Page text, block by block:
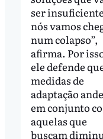
ser
nós vamos
num colapso”,
afirma. Por
ele defende
medidas de
adaptação
em conjunto
aquelas que
buscam